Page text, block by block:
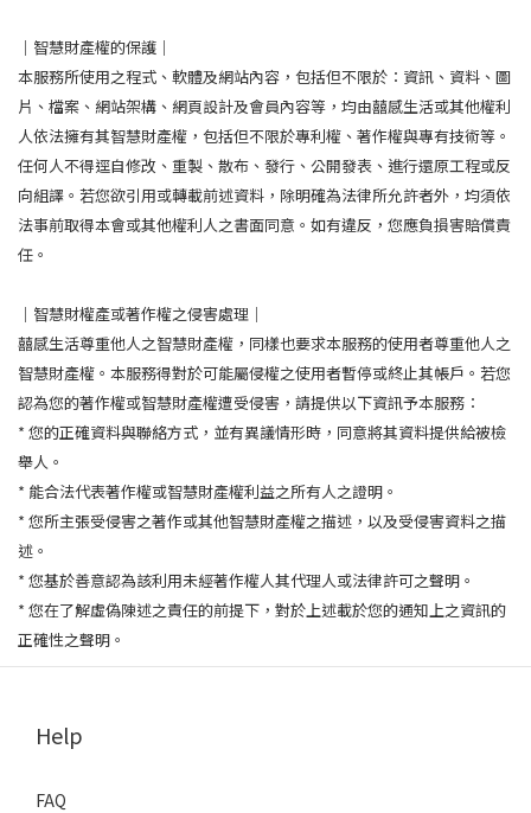
｜智慧財產權的保護｜
本服務所使用之程式、軟體及網站內容，包括但不限於：資訊、資料、圖
片、檔案、網站架構、網頁設計及會員內容等，均由囍感生活或其他權利
人依法擁有其智慧財產權，包括但不限於專利權、著作權與專有技術等。
任何人不得逕自修改、重製、散布、發行、公開發表、進行還原工程或反
向組譯。若您欲引用或轉載前述資料，除明確為法律所允許者外，均須依
法事前取得本會或其他權利人之書面同意。如有違反，您應負損害賠償責
任。
｜智慧財權產或著作權之侵害處理｜
囍感生活尊重他人之智慧財產權，同樣也要求本服務的使用者尊重他人之
智慧財產權。本服務得對於可能屬侵權之使用者暫停或終止其帳戶。若您
認為您的著作權或智慧財產權遭受侵害，請提供以下資訊予本服務：
* 您的正確資料與聯絡方式，並有異議情形時，同意將其資料提供給被檢
舉人。
* 能合法代表著作權或智慧財產權利益之所有人之證明。
* 您所主張受侵害之著作或其他智慧財產權之描述，以及受侵害資料之描
述。
* 您基於善意認為該利用未經著作權人其代理人或法律許可之聲明。
* 您在了解虛偽陳述之責任的前提下，對於上述載於您的通知上之資訊的
正確性之聲明。
Help
FAQ